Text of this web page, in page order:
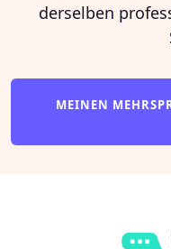
derselben
MEINEN